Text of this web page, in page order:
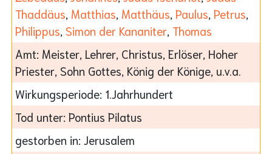
Thaddäus Matthias Matthäus Paulus Petrus
Philippus Simon der Kananiter Thomas
Amt: Meister, Lehrer, Christus, Erlöser, Hoher
Priester, Sohn Gottes, König der Könige, u.v.a.
Wirkungsperiode: 1.Jahrhundert
Tod unter: Pontius Pilatus
gestorben in: Jerusalem